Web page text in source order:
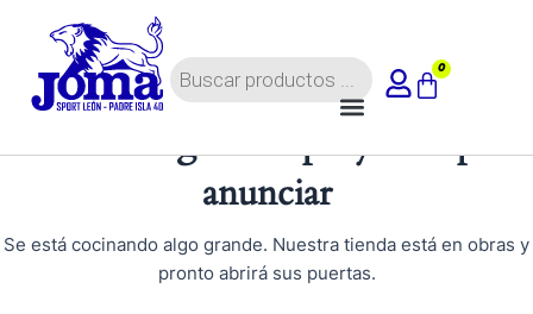
contenido
Búsqueda
de
Menú
0
Tenemos grandes proyectos por
anunciar
Se está cocinando algo grande. Nuestra tienda está en obras y
pronto abrirá sus puertas.